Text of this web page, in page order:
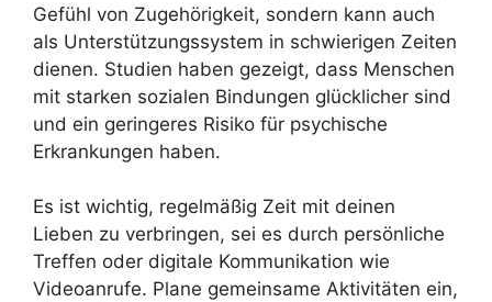
Gefühl von Zugehörigkeit, sondern kann auch
als Unterstützungssystem in schwierigen Zeiten
dienen. Studien haben gezeigt, dass Menschen
mit starken sozialen Bindungen glücklicher sind
und ein geringeres Risiko für psychische
Erkrankungen haben.
Es ist wichtig, regelmäßig Zeit mit deinen
Lieben zu verbringen, sei es durch persönliche
Treffen oder digitale Kommunikation wie
Videoanrufe. Plane gemeinsame Aktivitäten ein,